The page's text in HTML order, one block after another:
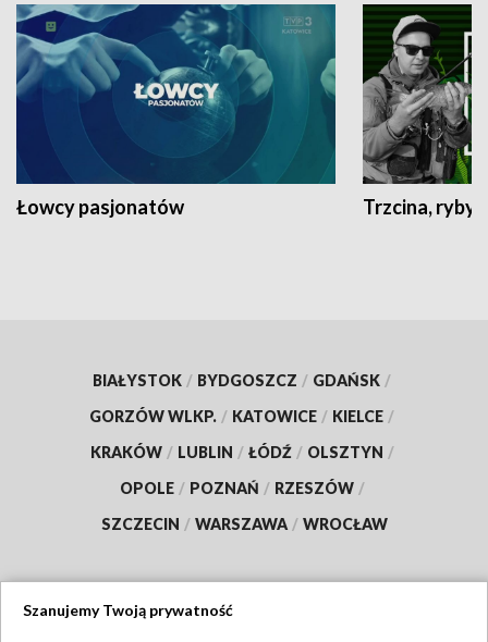
Łowcy pasjonatów Trzcina, ryby
BIAŁYSTOK / BYDGOSZCZ / GDAŃSK /
GORZÓW WLKP. / KATOWICE / KIELCE /
KRAKÓW / LUBLIN / ŁÓDŹ / OLSZTYN /
OPOLE / POZNAŃ / RZESZÓW /
SZCZECIN / WARSZAWA / WROCŁAW
Szanujemy Twoją prywatność